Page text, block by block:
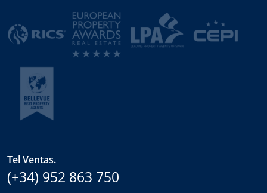
Tel Ventas.
(+34) 952 863 750